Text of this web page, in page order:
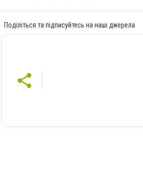
Поділіться та підписуйтесь на наші джерела